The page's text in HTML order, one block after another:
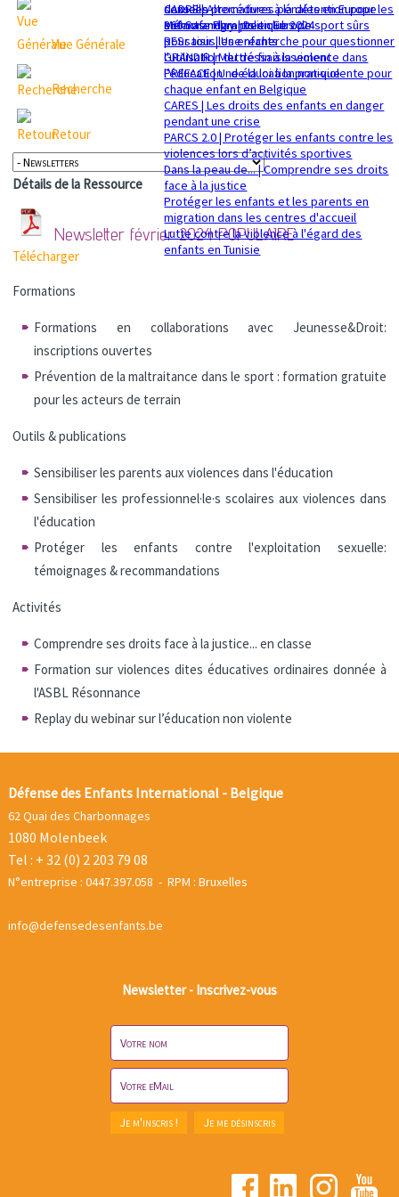
sexuelle
Mémorandum politique 2024
dans les procédures pénales en Europe
360 Safe Play | Des clubs de sport sûrs
pour tous les enfants
GRANDIR | Mettre fin à la violence dans
l’éducation : de la loi à la pratique
CADRE | Alternatives à la détention pour les
enfants migrants en Europe
RESsaisir | Une recherche pour questionner
l'utilisation du déssaisissement
PREFACE | Une éducation non-violente pour
chaque enfant en Belgique
CARES | Les droits des enfants en danger
pendant une crise
PARCS 2.0 | Protéger les enfants contre les
violences lors d’activités sportives
Dans la peau de... | Comprendre ses droits
face à la justice
Protéger les enfants et les parents en
migration dans les centres d'accueil
Lutte contre la violence à l'égard des
enfants en Tunisie
Vue Générale
Recherche
Retour
Détails de la Ressource
Newsletter février 2024POPULAIRE
Télécharger
Formations
Formations en collaborations avec Jeunesse&Droit:
inscriptions ouvertes
Prévention de la maltraitance dans le sport : formation gratuite
pour les acteurs de terrain
Outils & publications
Sensibiliser les parents aux violences dans l'éducation
Sensibiliser les professionnel·le·s scolaires aux violences dans
l'éducation
Protéger les enfants contre l'exploitation sexuelle:
témoignages & recommandations
Activités
Comprendre ses droits face à la justice... en classe
Formation sur violences dites éducatives ordinaires donnée à
l'ASBL Résonnance
Replay du webinar sur l’éducation non violente
Défense des Enfants International - Belgique
62 Quai des Charbonnages
1080 Molenbeek
Tel : + 32 (0) 2 203 79 08
N°entreprise : 0447.397.058 - RPM : Bruxelles
info@defensedesenfants.be
Newsletter - Inscrivez-vous